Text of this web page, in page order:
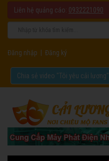
Liên hệ quảng cáo: 0932221090
Đăng nhập Đăng ký
Chia sẻ video "Tôi yêu cải lương".